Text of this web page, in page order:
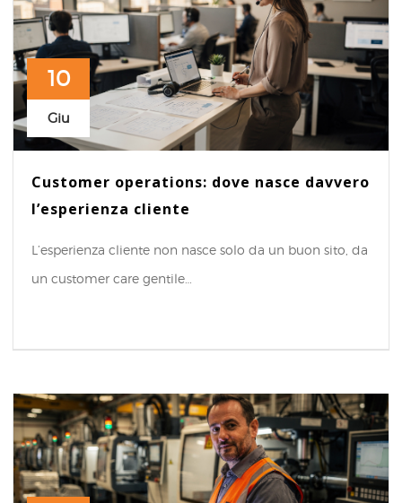
10
Giu
Customer operations: dove nasce davvero
l’esperienza cliente
L’esperienza cliente non nasce solo da un buon sito, da
un customer care gentile…